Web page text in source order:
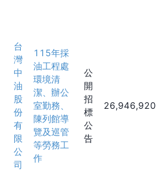
台
灣
中
油
股
份
有
限
公
司
115年採
油工程處
環境清
潔、辦公
室勤務、
陳列館導
覽及巡管
等勞務工
作
公
開
招
標
公
告
26,946,920